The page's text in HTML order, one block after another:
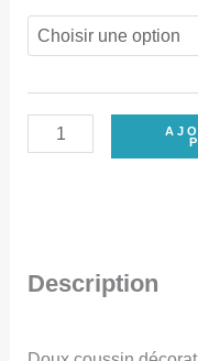
quantité
moutarde,
Description